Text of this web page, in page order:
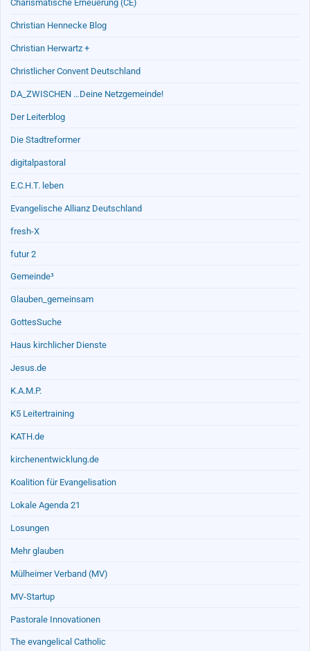
Charismatische Erneuerung (CE)
Christian Hennecke Blog
Christian Herwartz +
Christlicher Convent Deutschland
DA_ZWISCHEN …Deine Netzgemeinde!
Der Leiterblog
Die Stadtreformer
digitalpastoral
E.C.H.T. leben
Evangelische Allianz Deutschland
fresh-X
futur 2
Gemeinde³
Glauben_gemeinsam
GottesSuche
Haus kirchlicher Dienste
Jesus.de
K.A.M.P.
K5 Leitertraining
KATH.de
kirchenentwicklung.de
Koalition für Evangelisation
Lokale Agenda 21
Losungen
Mehr glauben
Mülheimer Verband (MV)
MV-Startup
Pastorale Innovationen
The evangelical Catholic